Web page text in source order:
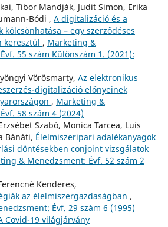
Tibor Mandják, Judit Simon, Erika
Bódi , A digitalizáció és a
kölcsönhatása – egy szerződéses
keresztül , Marketing &
55 szám Különszám 1. (2021):
Vörösmarty, Az elektronikus
digitalizáció előnyeinek
, Marketing &
58 szám 4 (2024)
Szabó, Monica Tarcea, Luis
Bánáti, Élelmiszeripari adalékanyagok
döntésekben conjoint vizsgálatok
& Menedzsment: Évf. 52 szám 2
Kenderes,
az élelmiszergazdaságban ,
Évf. 29 szám 6 (1995)
Covid-19 világjárvány